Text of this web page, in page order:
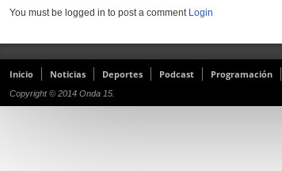
You must be logged in to post a comment Login
Inicio Noticias Deportes Podcast Programación
Copyright © 2014 Onda 15.